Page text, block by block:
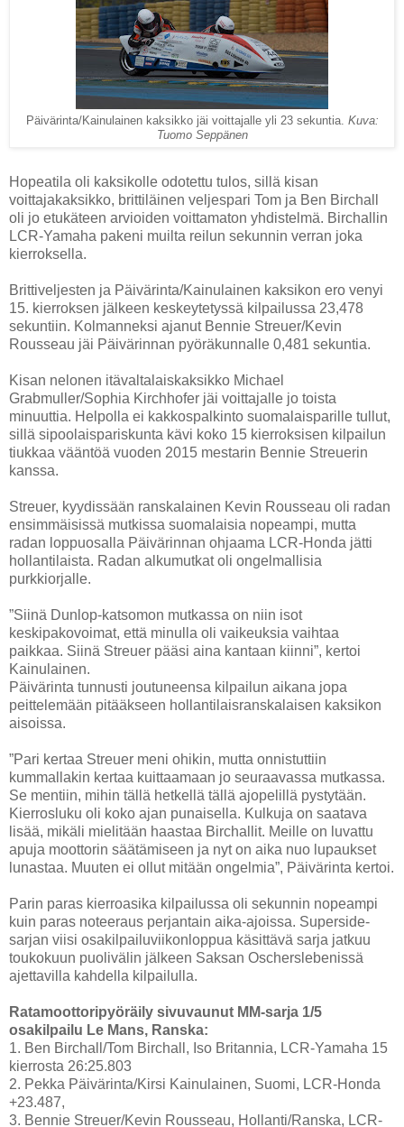
Päivärinta/Kainulainen kaksikko jäi voittajalle yli 23 sekuntia. Kuva:
Tuomo Seppänen
Hopeatila oli kaksikolle odotettu tulos, sillä kisan
voittajakaksikko, brittiläinen veljespari Tom ja Ben Birchall
oli jo etukäteen arvioiden voittamaton yhdistelmä. Birchallin
LCR-Yamaha pakeni muilta reilun sekunnin verran joka
kierroksella.
Brittiveljesten ja Päivärinta/Kainulainen kaksikon ero venyi
15. kierroksen jälkeen keskeytetyssä kilpailussa 23,478
sekuntiin. Kolmanneksi ajanut Bennie Streuer/Kevin
Rousseau jäi Päivärinnan pyöräkunnalle 0,481 sekuntia.
Kisan nelonen itävaltalaiskaksikko Michael
Grabmuller/Sophia Kirchhofer jäi voittajalle jo toista
minuuttia. Helpolla ei kakkospalkinto suomalaisparille tullut,
sillä sipoolaispariskunta kävi koko 15 kierroksisen kilpailun
tiukkaa vääntöä vuoden 2015 mestarin Bennie Streuerin
kanssa.
Streuer, kyydissään ranskalainen Kevin Rousseau oli radan
ensimmäisissä mutkissa suomalaisia nopeampi, mutta
radan loppuosalla Päivärinnan ohjaama LCR-Honda jätti
hollantilaista. Radan alkumutkat oli ongelmallisia
purkkiorjalle.
”Siinä Dunlop-katsomon mutkassa on niin isot
keskipakovoimat, että minulla oli vaikeuksia vaihtaa
paikkaa. Siinä Streuer pääsi aina kantaan kiinni”, kertoi
Kainulainen.
Päivärinta tunnusti joutuneensa kilpailun aikana jopa
peittelemään pitääkseen hollantilaisranskalaisen kaksikon
aisoissa.
”Pari kertaa Streuer meni ohikin, mutta onnistuttiin
kummallakin kertaa kuittaamaan jo seuraavassa mutkassa.
Se mentiin, mihin tällä hetkellä tällä ajopelillä pystytään.
Kierrosluku oli koko ajan punaisella. Kulkuja on saatava
lisää, mikäli mielitään haastaa Birchallit. Meille on luvattu
apuja moottorin säätämiseen ja nyt on aika nuo lupaukset
lunastaa. Muuten ei ollut mitään ongelmia”, Päivärinta kertoi.
Parin paras kierroasika kilpailussa oli sekunnin nopeampi
kuin paras noteeraus perjantain aika-ajoissa. Superside-
sarjan viisi osakilpailuviikonloppua käsittävä sarja jatkuu
toukokuun puolivälin jälkeen Saksan Oscherslebenissä
ajettavilla kahdella kilpailulla.
Ratamoottoripyöräily sivuvaunut MM-sarja 1/5
osakilpailu Le Mans, Ranska:
1. Ben Birchall/Tom Birchall, Iso Britannia, LCR-Yamaha 15
kierrosta 26:25.803
2. Pekka Päivärinta/Kirsi Kainulainen, Suomi, LCR-Honda
+23.487,
3. Bennie Streuer/Kevin Rousseau, Hollanti/Ranska, LCR-